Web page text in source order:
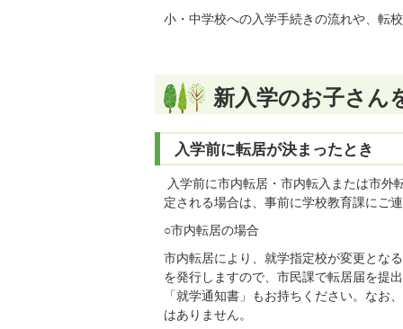
小・中学校への入学手続きの流れや、転
新入学のお子さん
入学前に転居が決まったとき
入学前に市内転居・市内転入または市
定される場合は、事前に学校教育課にご
○市内転居の場合
市内転居により、就学指定校が変更とな
を発行しますので、市民課で転居届を提
「就学通知書」もお持ちください。なお
はありません。